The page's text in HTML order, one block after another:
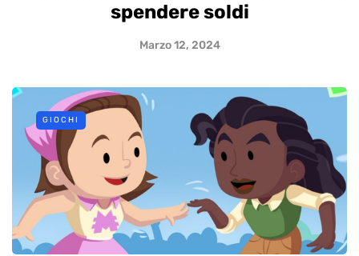
spendere soldi
Marzo 12, 2024
GIOCHI